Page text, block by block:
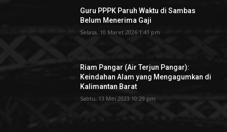
Guru PPPK Paruh Waktu di Sambas
Belum Menerima Gaji
Selasa, 10 Maret 2026 1:41 pm
Riam Pangar (Air Terjun Pangar):
Keindahan Alam yang Mengagumkan di
Kalimantan Barat
Sabtu, 13 Mei 2023 10:29 pm